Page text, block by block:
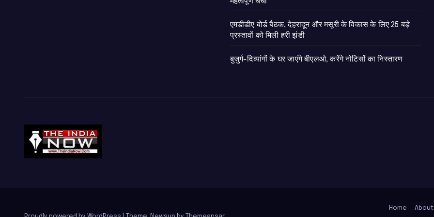
एमडीडीए बोर्ड बैठक, देहरादून और मसूरी के विकास के लिए 25 बड़े
प्रस्तावों को मिली हरी झंडी
बुजुर्ग-दिव्यांगों के घर जाएंगे बीएलओ, करेंगे नोटिसों का निस्तारण
Home About